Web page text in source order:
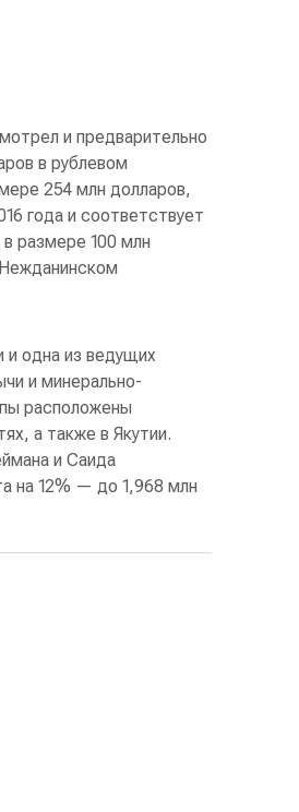
и предварительно
в рублевом
254 млн долларов,
года и соответствует
размере 100 млн
одна из ведущих
и минерально-
расположены
а также в Якутии.
и Саида
на 12% — до 1,968 млн